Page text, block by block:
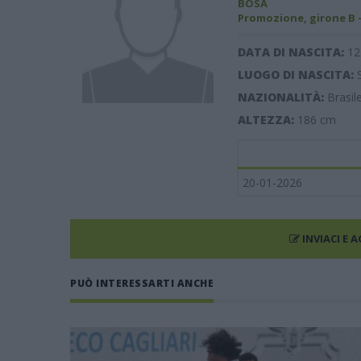
BOSA
Promozione, girone B
DATA DI NASCITA:
LUOGO DI NASCITA:
NAZIONALITÀ: Brasile
ALTEZZA: 186 cm
20-01-2026
INVIACI E
PUÒ INTERESSARTI ANCHE